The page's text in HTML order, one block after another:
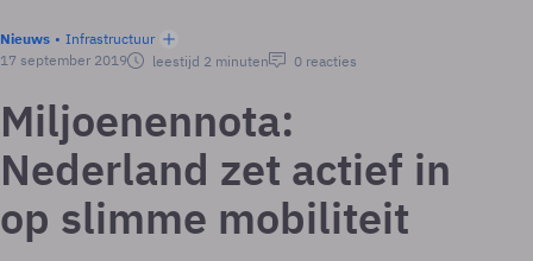
Nieuws
Infrastructuur
17 september 2019
leestijd 2 minuten 0 reacties
Miljoenennota:
Nederland zet actief in
op slimme mobiliteit